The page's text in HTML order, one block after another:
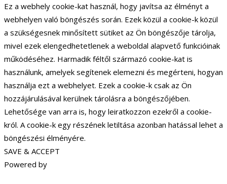
Ez a webhely cookie-kat használ, hogy javítsa az élményt a
webhelyen való böngészés során. Ezek közül a cookie-k közül
a szükségesnek minősített sütiket az Ön böngészője tárolja,
mivel ezek elengedhetetlenek a weboldal alapvető funkcióinak
működéséhez. Harmadik féltől származó cookie-kat is
használunk, amelyek segítenek elemezni és megérteni, hogyan
használja ezt a webhelyet. Ezek a cookie-k csak az Ön
hozzájárulásával kerülnek tárolásra a böngészőjében.
Lehetősége van arra is, hogy leiratkozzon ezekről a cookie-
król. A cookie-k egy részének letiltása azonban hatással lehet a
böngészési élményére.
SAVE & ACCEPT
Powered by